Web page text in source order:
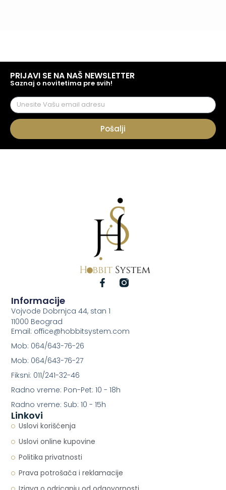
PRIJAVI SE NA NAŠ NEWSLETTER
Saznaj o novitetima pre svih!
Pošalji
Linkovi
Uslovi korišćenja
Uslovi online kupovine
Politika privatnosti
Prava potrošača i reklamacije
Informacije
Vojvode Dobrnjca 44, stan 1
11000 Beograd
Email: office@hobbitsystem.com
Mob: 064/643-76-26
Mob: 064/643-76-27
Fiksni: 011/241-32-46
Radno vreme: Pon-Pet: 10 - 18h
Radno vreme: Sub: 10 - 15h